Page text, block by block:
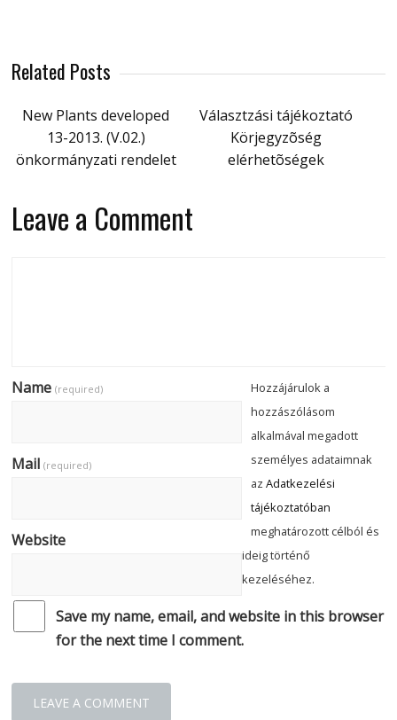
Related Posts
New Plants developed
Választzási tájékoztató
13-2013. (V.02.)
önkormányzati rendelet
Körjegyzõség
elérhetõségek
Leave a Comment
Name(required)
Mail(required)
Website
Save my name, email, and website in this browser
for the next time I comment.
Hozzájárulok a
hozzászólásom
alkalmával megadott
személyes adataimnak
azAdatkezelési
tájékoztatóban
meghatározott célból és
ideig történő
kezeléséhez.